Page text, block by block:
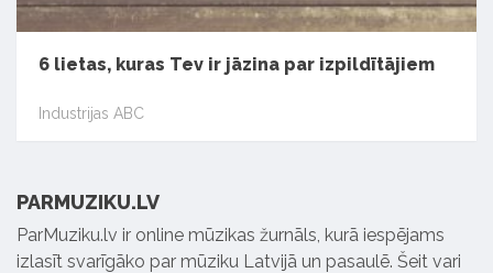
6 lietas, kuras Tev ir jāzina par izpildītājiem
Industrijas ABC
PARMUZIKU.LV
ParMuziku.lv ir online mūzikas žurnāls, kurā iespējams
izlasīt svarīgāko par mūziku Latvijā un pasaulē. Šeit vari